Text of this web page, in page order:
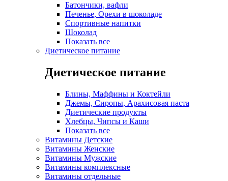
Батончики, вафли
Печенье, Орехи в шоколаде
Спортивные напитки
Шоколад
Показать все
Диетическое питание
Диетическое питание
Блины, Маффины и Коктейли
Джемы, Сиропы, Арахисовая паста
Диетические продукты
Хлебцы, Чипсы и Каши
Показать все
Витамины Детские
Витамины Женские
Витамины Мужские
Витамины комплексные
Витамины отдельные